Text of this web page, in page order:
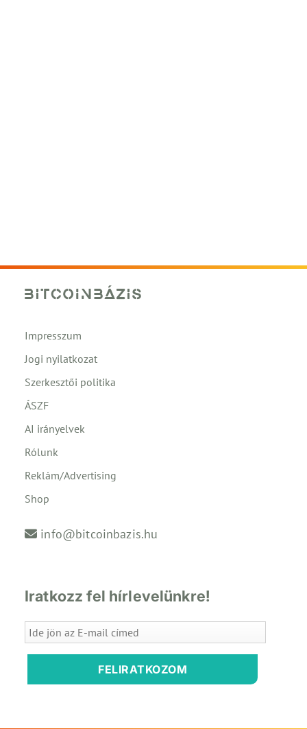
Impresszum
Jogi nyilatkozat
Szerkesztői politika
ÁSZF
AI irányelvek
Rólunk
Reklám/Advertising
Shop
info@bitcoinbazis.hu
Iratkozz fel hírlevelünkre!
FELIRATKOZOM